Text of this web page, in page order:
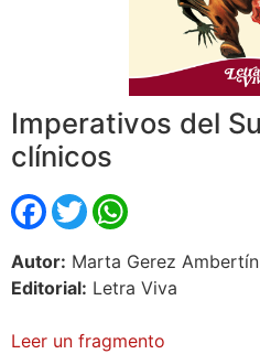
Imperativos del
clínicos
Facebook
Twitter
Autor: Marta Gerez Ambertín
Editorial: Letra Viva
Leer un fragmento